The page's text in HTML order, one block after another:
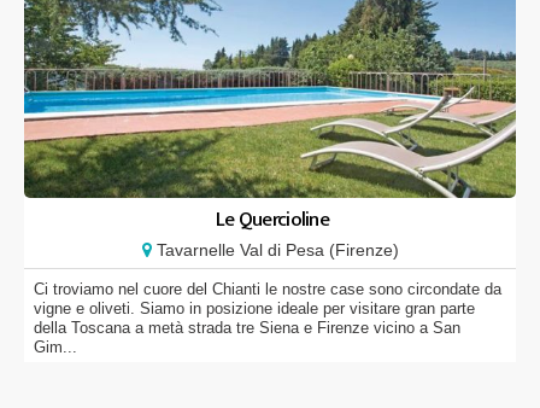
Le Quercioline
Tavarnelle Val di Pesa (Firenze)
Ci troviamo nel cuore del Chianti le nostre case sono circondate da
vigne e oliveti. Siamo in posizione ideale per visitare gran parte
della Toscana a metà strada tre Siena e Firenze vicino a San
Gim...